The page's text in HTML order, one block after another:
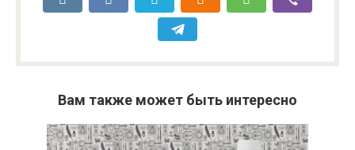
Вам также может быть интересно